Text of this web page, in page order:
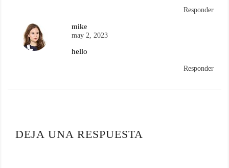
Responder
mike
may 2, 2023
hello
Responder
DEJA UNA RESPUESTA